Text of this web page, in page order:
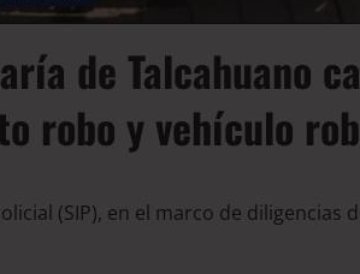
de Talcahuano
robo y vehículo
(SIP), en el marco de diligencias